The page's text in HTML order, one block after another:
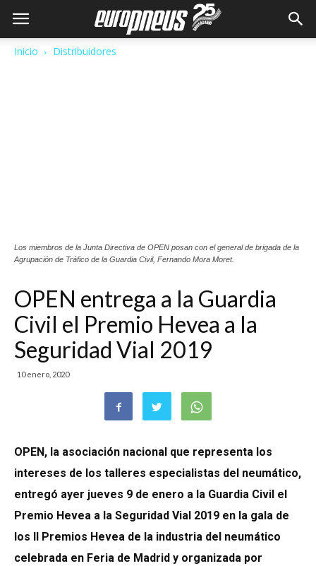
Inicio Distribuidores
Los miembros de la Junta Directiva de OPEN posan con el general de brigada de la
Agrupación de Tráfico de la Guardia Civil, Fernando Mora Moret.
OPEN entrega a la Guardia
Civil el Premio Hevea a la
Seguridad Vial 2019
10 enero, 2020
OPEN, la asociación nacional que representa los
intereses de los talleres especialistas del neumático,
entregó ayer jueves 9 de enero a la Guardia Civil el
Premio Hevea a la Seguridad Vial 2019 en la gala de
los II Premios Hevea de la industria del neumático
celebrada en Feria de Madrid y organizada por